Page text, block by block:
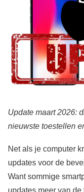
Update maart 2026:
nieuwste toestellen
Net als je computer
updates voor de
Want sommige
updates meer van